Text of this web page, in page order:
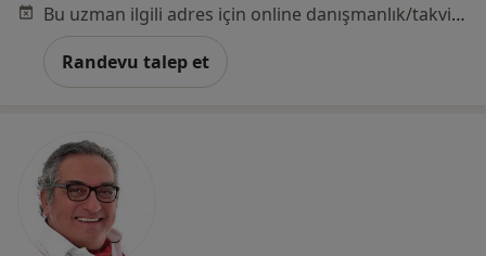
Bu uzman ilgili adres için online danışmanlık/takvim sunmuyor.
Randevu talep et